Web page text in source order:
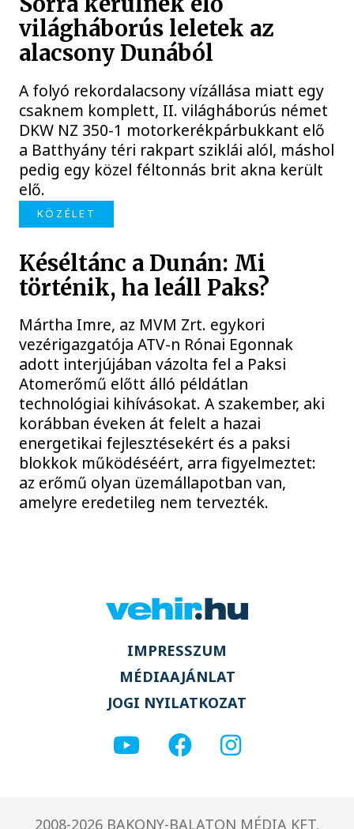
világháborús leletek az
alacsony Dunából
A folyó rekordalacsony vízállása miatt egy
csaknem komplett, II. világháborús német
DKW NZ 350-1 motorkerékpárbukkant elő
a Batthyány téri rakpart sziklái alól, máshol
pedig egy közel féltonnás brit akna került
elő.
KÖZÉLET
Késéltánc a Dunán: Mi
történik, ha leáll Paks?
Mártha Imre, az MVM Zrt. egykori
vezérigazgatója ATV-n Rónai Egonnak
adott interjújában vázolta fel a Paksi
Atomerőmű előtt álló példátlan
technológiai kihívásokat. A szakember, aki
korábban éveken át felelt a hazai
energetikai fejlesztésekért és a paksi
blokkok működéséért, arra figyelmeztet:
az erőmű olyan üzemállapotban van,
amelyre eredetileg nem tervezték.
IMPRESSZUM
MÉDIAAJÁNLAT
JOGI NYILATKOZAT
2008-2026 BAKONY-BALATON MÉDIA KFT.